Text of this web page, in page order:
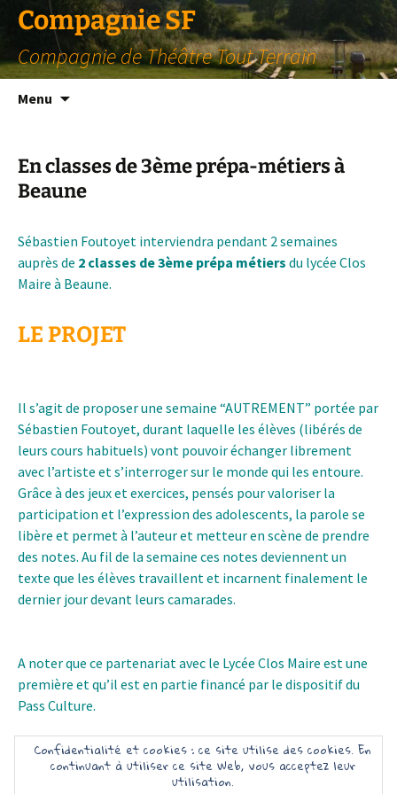
Compagnie SF
Compagnie de Théâtre Tout Terrain
Menu
En classes de 3ème prépa-métiers à
Beaune
Sébastien Foutoyet interviendra pendant 2 semaines
auprès de 2 classes de 3ème prépa métiers du lycée Clos
Maire à Beaune.
LE PROJET
Il s’agit de proposer une semaine “AUTREMENT” portée par
Sébastien Foutoyet, durant laquelle les élèves (libérés de
leurs cours habituels) vont pouvoir échanger librement
avec l’artiste et s’interroger sur le monde qui les entoure.
Grâce à des jeux et exercices, pensés pour valoriser la
participation et l’expression des adolescents, la parole se
libère et permet à l’auteur et metteur en scène de prendre
des notes. Au fil de la semaine ces notes deviennent un
texte que les élèves travaillent et incarnent finalement le
dernier jour devant leurs camarades.
A noter que ce partenariat avec le Lycée Clos Maire est une
première et qu’il est en partie financé par le dispositif du
Pass Culture.
Confidentialité et cookies : ce site utilise des cookies. En
continuant à utiliser ce site Web, vous acceptez leur
utilisation.